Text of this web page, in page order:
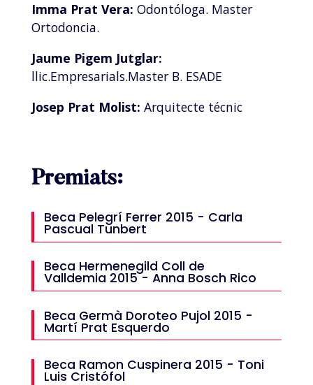
Imma Prat Vera: Odontóloga. Master
Ortodoncia.
Jaume Pigem Jutglar:
llic.Empresarials.Master B. ESADE
Josep Prat Molist: Arquitecte técnic
Premiats:
Beca Pelegrí Ferrer 2015 - Carla
Pascual Tunbert
Beca Hermenegild Coll de
Valldemia 2015 - Anna Bosch Rico
Beca Germà Doroteo Pujol 2015 -
Martí Prat Esquerdo
Beca Ramon Cuspinera 2015 - Toni
Luis Cristófol